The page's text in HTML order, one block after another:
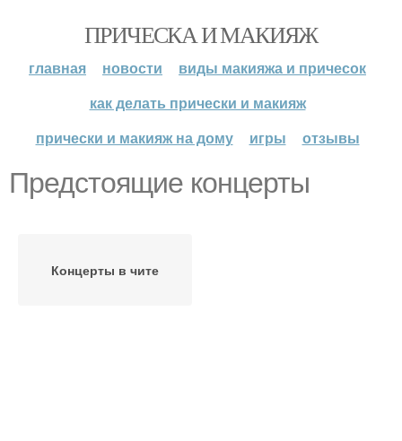
ПРИЧЕСКА И МАКИЯЖ
главная новости
виды макияжа и причесок
как делать прически и макияж
прически и макияж на дому
игры отзывы
Предстоящие концерты
Концерты в чите